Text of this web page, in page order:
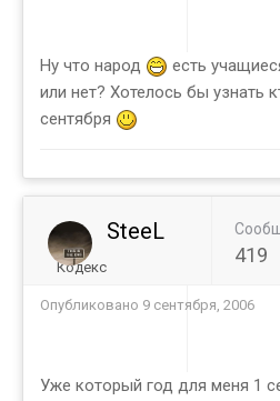
Ну что народ
есть
или нет? Хотелось бы узнать
сентября
SteeL
Кодекс
419
Опубликовано 9 сентября, 2006
Уже который год для меня 1